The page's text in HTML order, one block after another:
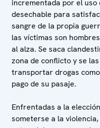
incrementada por el
desechable para
sangre de la propia
las víctimas son
al alza. Se saca
zona de conflicto y se
transportar drogas
pago de su pasaje.
Enfrentadas a la
someterse a la